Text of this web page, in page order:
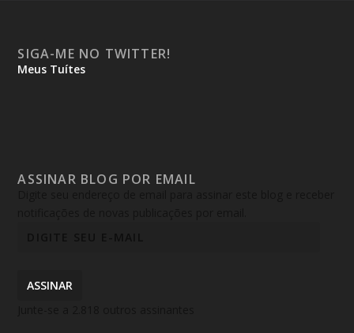
SIGA-ME NO TWITTER!
Meus Tuítes
ASSINAR BLOG POR EMAIL
ASSINAR